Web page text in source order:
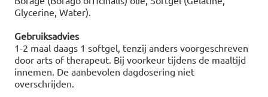
Glycerine, Water).
Gebruiksadvies
1-2 maal daags 1 softgel, tenzij anders voorgeschreven
door arts of therapeut. Bij voorkeur tijdens de maaltijd
innemen. De aanbevolen dagdosering niet
overschrijden.